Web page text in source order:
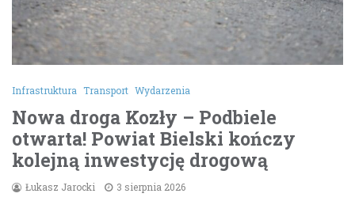
Infrastruktura Transport Wydarzenia
Nowa droga Kozły – Podbiele
otwarta! Powiat Bielski kończy
kolejną inwestycję drogową
Łukasz Jarocki 3 sierpnia 2026